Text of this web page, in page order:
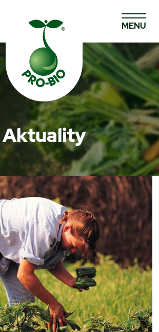
Prohledat PRO-BIO
MENU
Aktuality